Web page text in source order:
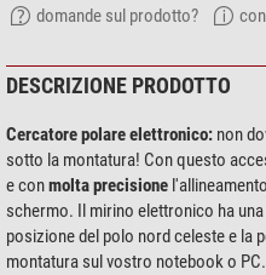
domande sul prodotto?
DESCRIZIONE PRODOTTO
Cercatore polare elettronico: non
sotto la montatura! Con questo
e conmolta precisione
schermo. Il mirino elettronico ha una
posizione del polo nord celeste e la
montatura sul vostro notebook o